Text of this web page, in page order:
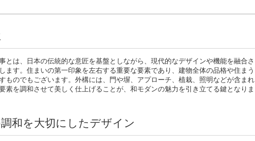
とは、日本の伝統的な意匠を基盤としながら、現代的なデザインや機能を融合さ
ます。住まいの第一印象を左右する重要な要素であり、建物全体の品格や住まう
ものでもございます。外構には、門や塀、アプローチ、植栽、照明などが含まれ
素を調和させて美しく仕上げることが、和モダンの魅力を引き立てる鍵となりま
和を大切にしたデザイン